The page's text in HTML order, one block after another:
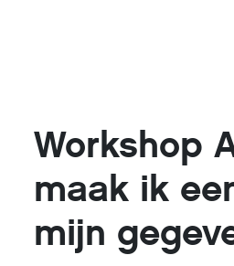
Workshop
maak ik
mijn